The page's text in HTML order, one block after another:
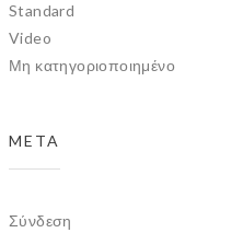
Standard
Video
Μη κατηγοριοποιημένο
META
Σύνδεση